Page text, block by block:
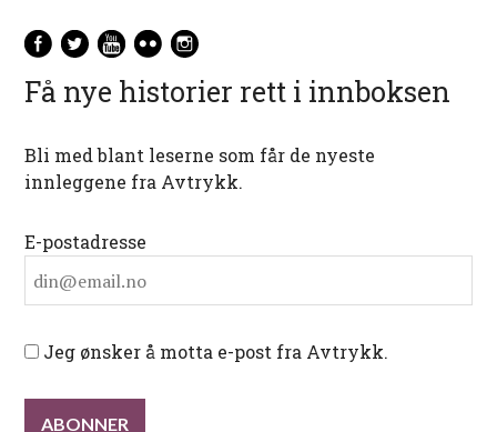
Få nye historier rett i innboksen
Bli med blant leserne som får de nyeste
innleggene fra Avtrykk.
E-postadresse
Jeg ønsker å motta e-post fra Avtrykk.